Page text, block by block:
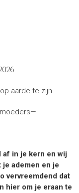
aarde te zijn
af in je kern en wij
ademen en je
vervreemdend dat
hier om je eraan te